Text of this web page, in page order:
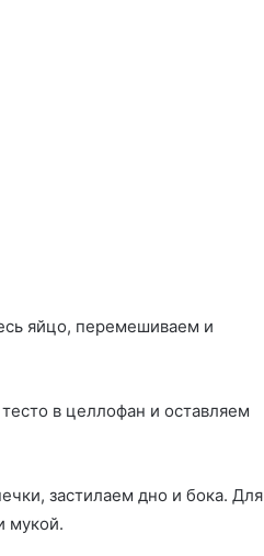
яйцо, перемешиваем и
в целлофан и оставляем
застилаем дно и бока. Для
мукой.